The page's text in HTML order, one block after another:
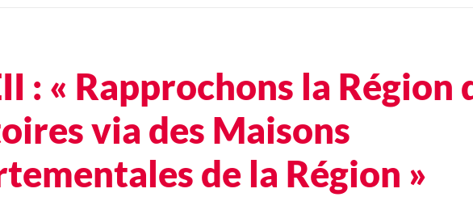
: « Rapprochons la Région
via des Maisons
de la Région »